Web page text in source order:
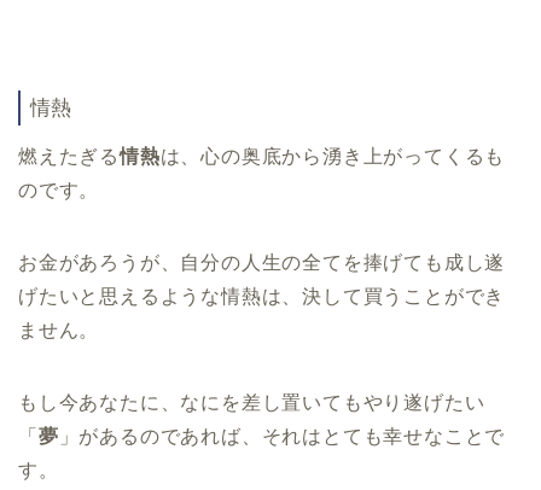
情熱
燃えたぎる情熱は、心の奥底から湧き上がってくるも
のです。
お金があろうが、自分の人生の全てを捧げても成し遂
げたいと思えるような情熱は、決して買うことができ
ません。
もし今あなたに、なにを差し置いてもやり遂げたい
「 夢 」があるのであれば、それはとても幸せなことで
す。